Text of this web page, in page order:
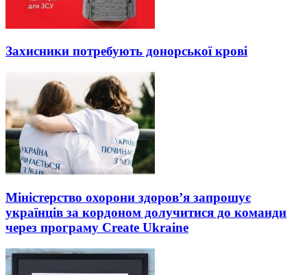
Захисники потребують донорської крові
Міністерство охорони здоров’я запрошує
українців за кордоном долучитися до команди
через програму Create Ukraine